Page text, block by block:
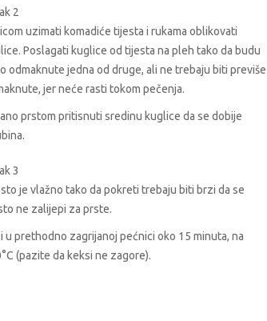
2
uzimati komadiće tijesta i rukama oblikovati
Poslagati kuglice od tijesta na pleh tako da budu
odmaknute jedna od druge, ali ne trebaju biti previše
jer neće rasti tokom pečenja.
prstom pritisnuti sredinu kuglice da se dobije
3
je vlažno tako da pokreti trebaju biti brzi da se
ne zalijepi za prste.
u prethodno zagrijanoj pećnici oko 15 minuta, na
(pazite da keksi ne zagore).